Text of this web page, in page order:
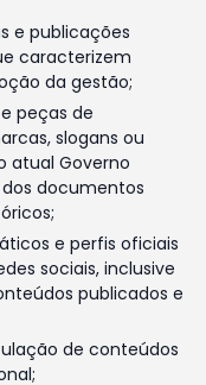
e publicações
caracterizem
da gestão;
peças de
slogans ou
atual Governo
documentos
e perfis oficiais
sociais, inclusive
publicados e
de conteúdos